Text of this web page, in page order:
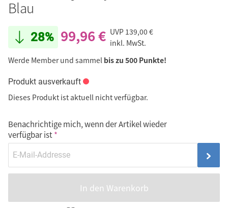
Blau
28% 99,96 € UVP 139,00 €
inkl. MwSt.
Werde Member und sammel bis zu 500 Punkte!
Produkt ausverkauft
Dieses Produkt ist aktuell nicht verfügbar.
Benachrichtige mich, wenn der Artikel wieder
verfügbar ist
In den Warenkorb